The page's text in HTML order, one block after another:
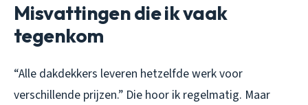
Misvattingen die ik vaak
tegenkom
“Alle dakdekkers leveren hetzelfde werk voor
verschillende prijzen.” Die hoor ik regelmatig. Maar